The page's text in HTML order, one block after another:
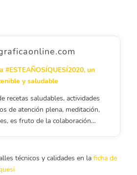
#ESTEAÑOSÍQUESÍ2020, un
y saludable
recetas saludables, actividades
de atención plena, meditación,
es fruto de la colaboración…
técnicos y calidades en la ficha de